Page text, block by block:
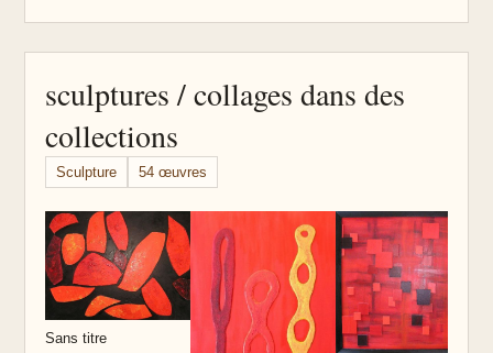
sculptures / collages dans des
collections
Sculpture 54 œuvres
Sans titre